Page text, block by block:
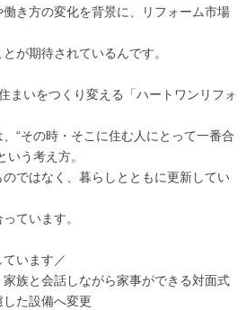
き方の変化を背景に、リフォーム市場
が期待されているんです。
まいをつくり変える「ハートワンリフォ
“その時・そこに住む人にとって一番合
いう考え方。
ではなく、暮らしとともに更新してい
ています。
います／
家族と会話しながら家事ができる対面式
た設備へ変更